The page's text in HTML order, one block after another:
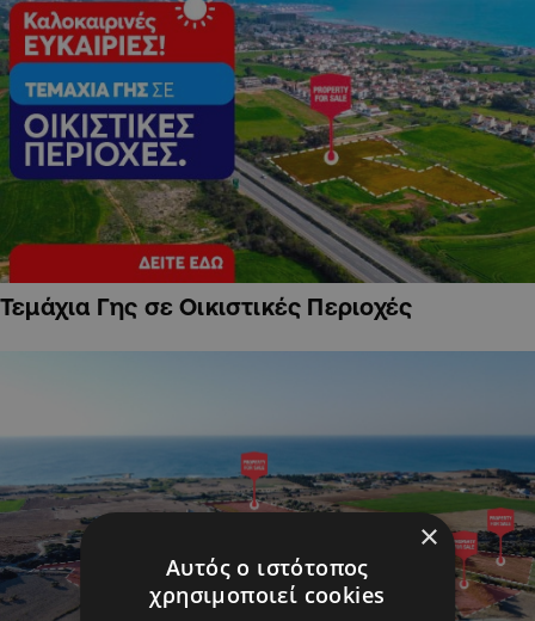
Τεμάχια Γης σε Οικιστικές Περιοχές
×
Αυτός ο ιστότοπος
χρησιμοποιεί cookies